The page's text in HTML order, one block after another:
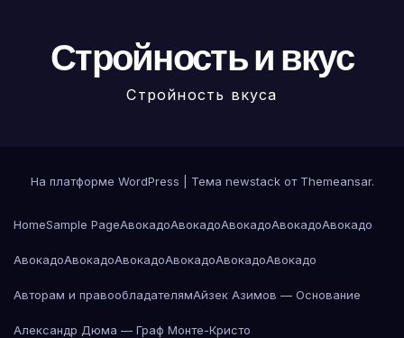
Стройность и вкус
Стройность вкуса
На платформе WordPress Тема newstack от Themeansar.
HomeSample PageАвокадоАвокадоАвокадоАвокадоАвокадо
АвокадоАвокадоАвокадоАвокадоАвокадоАвокадо
Авторам и правообладателямАйзек Азимов — Основание
Александр Дюма — Граф Монте-Кристо